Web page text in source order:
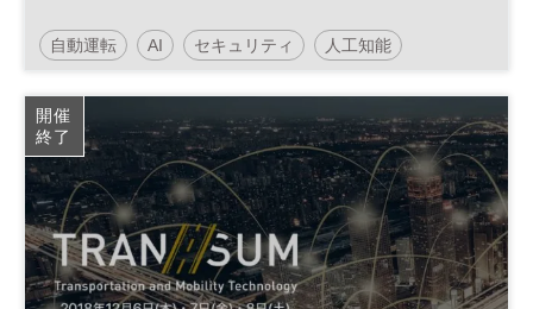
自動運転 AI セキュリティ 人工知能
フィンテック IT IoT クラウド
サイバーセキュリティ デジタル化 サイバー攻撃
情報セキュリティ 国際会議
開催
終了